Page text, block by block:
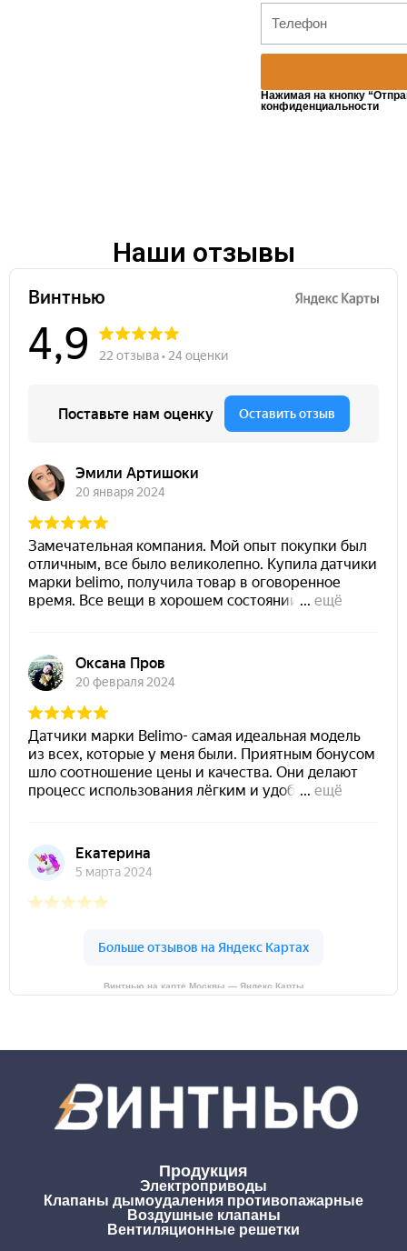
Нажимая на кнопку
конфиденциальности
Наши отзывы
Винтнью на карте Москвы — Яндекс Карты
Продукция
Электроприводы
Клапаны дымоудаления противопажарные
Воздушные клапаны
Вентиляционные решетки